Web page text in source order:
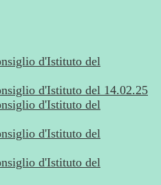
d'Istituto del
d'Istituto del 14.02.25
d'Istituto del
d'Istituto del
d'Istituto del